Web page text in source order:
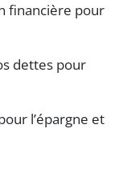
financière pour
dettes pour
l’épargne et